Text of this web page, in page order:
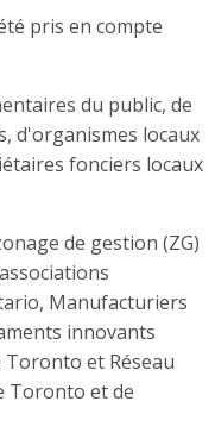
pris en compte
du public, de
d'organismes locaux
fonciers locaux
de gestion (ZG)
Manufacturiers
innovants
Toronto et Réseau
Toronto et de